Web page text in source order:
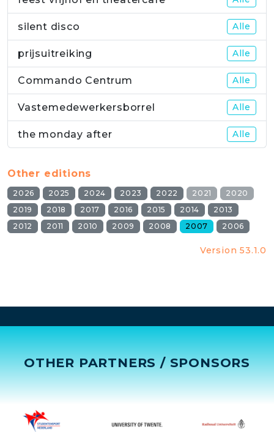
silent disco Alle
prijsuitreiking Alle
Commando Centrum Alle
Vastemedewerkersborrel Alle
the monday after Alle
Other editions
2026 2025 2024 2023 2022 2021
2020
2019
2018 2017 2016 2015 2014
2013
2012
2011 2010 2009 2008 2007 2006
Version 53.1.0
OTHER PARTNERS / SPONSORS